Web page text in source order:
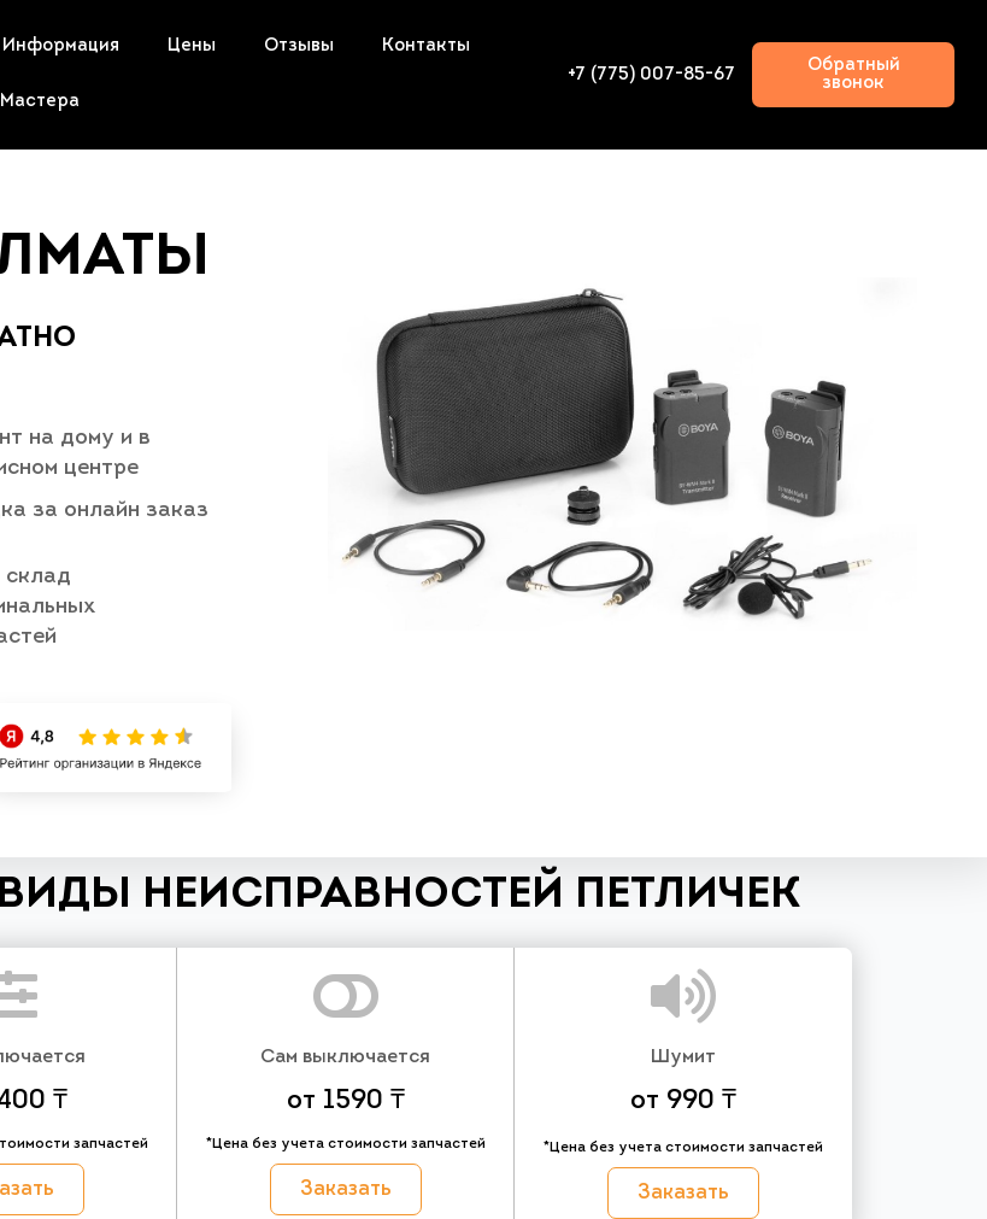
Информация Цены Отзывы Контакты
Мастера
+7 (775) 007-85-67
Обратный
звонок
на дому и в
центре
за онлайн заказ
склад
НЕИСПРАВНОСТЕЙ ПЕТЛИЧЕК
₸
запчастей
Сам выключается
от 1590 ₸
*Цена без учета стоимости запчастей
Заказать
Шумит
от 990 ₸
*Цена без учета стоимости запчастей
Заказать